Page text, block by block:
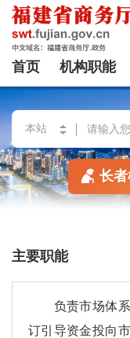
首页 机构职能
长
主要职能
负责市场体系
订引导资金投向